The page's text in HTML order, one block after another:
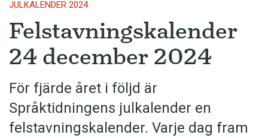
JULKALENDER 2024
Felstavningskalender
24 december 2024
För fjärde året i följd är
Språktidningens julkalender en
felstavningskalender. Varje dag fram